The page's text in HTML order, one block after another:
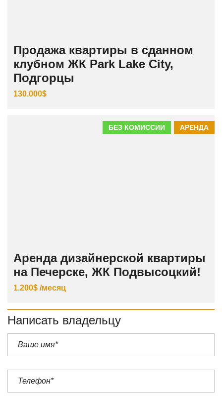
Продажа квартиры в сданном
клубном ЖК Park Lake City,
Подгорцы
130.000$
АРЕНДА
БЕЗ КОМИССИИ
Аренда дизайнерской квартиры
на Печерске, ЖК Подвысоцкий!
1.200$ /месяц
Написать владельцу